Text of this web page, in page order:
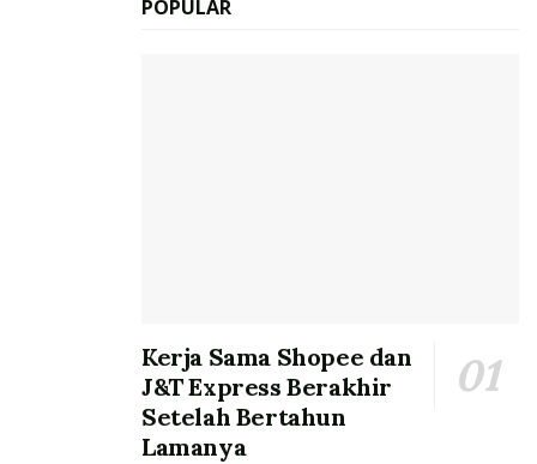
POPULAR
Kerja Sama Shopee dan
J&T Express Berakhir
Setelah Bertahun
Lamanya